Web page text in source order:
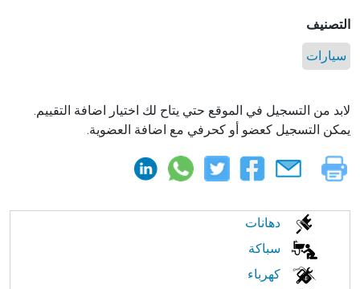
التصنيف
سيارات
لابد من التسجيل في الموقع حتي يتاح لك اختيار اضافة التقييم.
يمكن التسجيل كعضو أو كحرفي مع اضافة العضوية.
الابحار
النت
دهانات
سباكة
كهرباء